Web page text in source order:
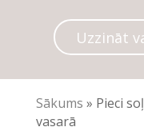
Uzzināt
Sākums » Pieci
vasarā